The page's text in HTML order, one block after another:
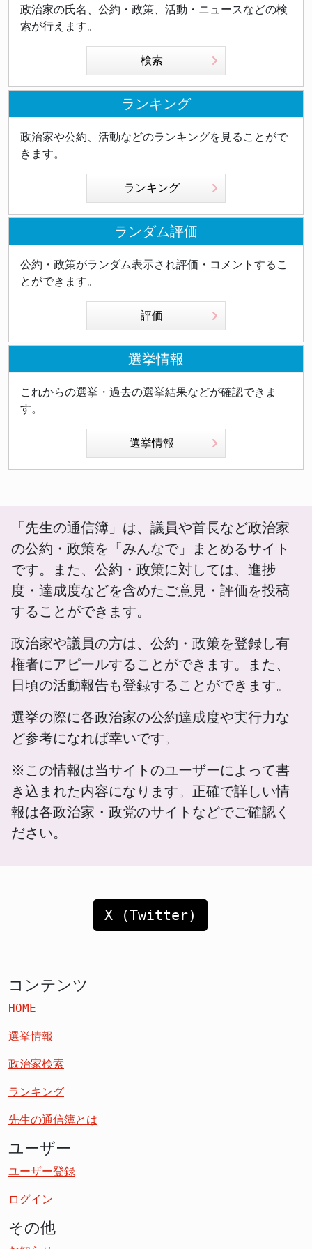
政治家の氏名、公約・政策、活動・ニュースなどの検
索が行えます。
検索
ランキング
政治家や公約、活動などのランキングを見ることがで
きます。
ランキング
ランダム評価
公約・政策がランダム表示され評価・コメントするこ
とができます。
評価
選挙情報
これからの選挙・過去の選挙結果などが確認できま
す。
選挙情報
「先生の通信簿」は、議員や首長など政治家
の公約・政策を「みんなで」まとめるサイト
です。また、公約・政策に対しては、進捗
度・達成度などを含めたご意見・評価を投稿
することができます。
政治家や議員の方は、公約・政策を登録し有
権者にアピールすることができます。また、
日頃の活動報告も登録することができます。
選挙の際に各政治家の公約達成度や実行力な
ど参考になれば幸いです。
※この情報は当サイトのユーザーによって書
き込まれた内容になります。正確で詳しい情
報は各政治家・政党のサイトなどでご確認く
ださい。
X (Twitter)
コンテンツ
HOME
選挙情報
政治家検索
ランキング
先生の通信簿とは
ユーザー
ユーザー登録
ログイン
その他